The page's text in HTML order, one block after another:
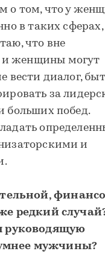
о том, что у
в таких
что вне
женщины могут
вести диалог,
за
больших побед.
и
редкий
мужчины?